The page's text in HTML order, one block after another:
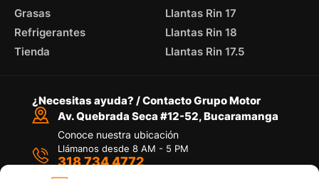
Grasas
Refrigerantes
Tienda
Llantas Rin 17
Llantas Rin 18
Llantas Rin 17.5
¿Necesitas ayuda? / Contacto Grupo Motor
Av. Quebrada Seca #12-52, Bucaramanga
Conoce nuestra ubicación
Llámanos desde 8 AM - 5 PM
318 734 4772